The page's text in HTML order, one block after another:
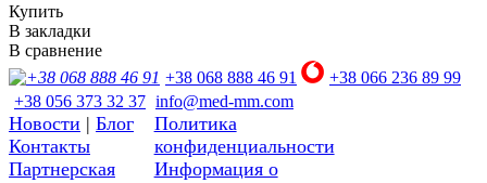
Купить
В закладки
В сравнение
+38 068 888 46 91
+38 066 236 89 99
+38 056 373 32 37 info@med-mm.com
Новости | Блог
Контакты
Партнерская
Политика
конфиденциальности
Информация о